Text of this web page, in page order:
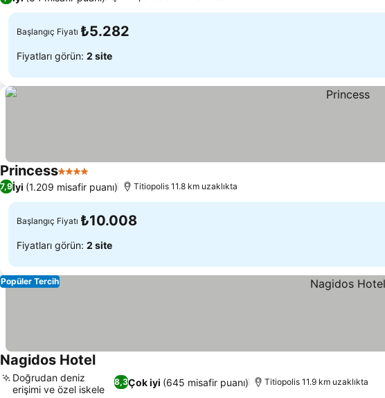
Başlangıç Fiyatı ₺5.282
Fiyatları görün: 2 site
Princess4 Yıldız
7,9İyi (1.209 misafir puanı) Titiopolis 11.8 km uzaklıkta
Başlangıç Fiyatı ₺10.008
Fiyatları görün: 2 site
Popüler Tercih
Nagidos Hotel
8,3Çok iyi (645 misafir puanı)
Doğrudan deniz
erişimi ve özel iskele
Titiopolis 11.9 km uzaklıkta